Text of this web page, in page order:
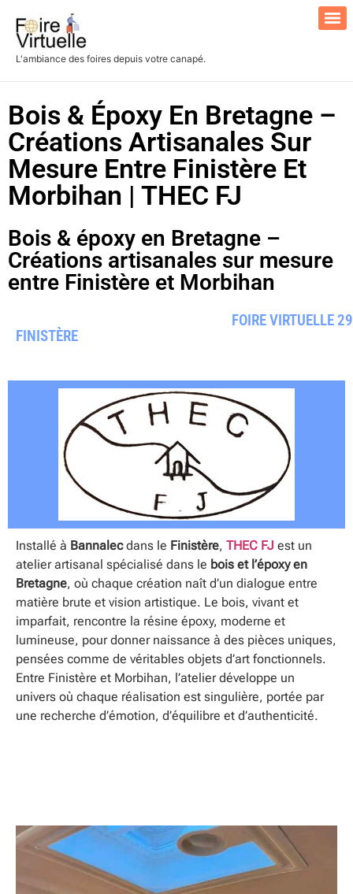
L'ambiance des foires depuis votre canapé.
Bois & Époxy En Bretagne –
Créations Artisanales Sur
Mesure Entre Finistère Et
Morbihan | THEC FJ
Bois & époxy en Bretagne –
Créations artisanales sur mesure
entre Finistère et Morbihan
FOIRE VIRTUELLE 29
FINISTÈRE
Installé à Bannalecdans le Finistère, THEC FJ est un
atelier artisanal spécialisé dans le bois et l’époxy en
Bretagne, où chaque création naît d’un dialogue entre
matière brute et vision artistique. Le bois, vivant et
imparfait, rencontre la résine époxy, moderne et
lumineuse, pour donner naissance à des pièces uniques,
pensées comme de véritables objets d’art fonctionnels.
Entre Finistère et Morbihan, l’atelier développe un
univers où chaque réalisation est singulière, portée par
une recherche d’émotion, d’équilibre et d’authenticité.